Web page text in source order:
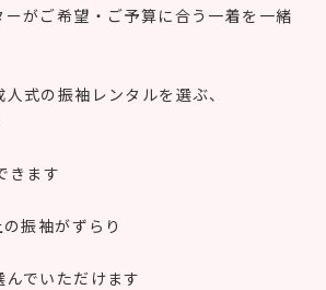
がご希望・ご予算に合う一着を一緒
式の振袖レンタルを選ぶ、
きます
振袖がずらり
でいただけます